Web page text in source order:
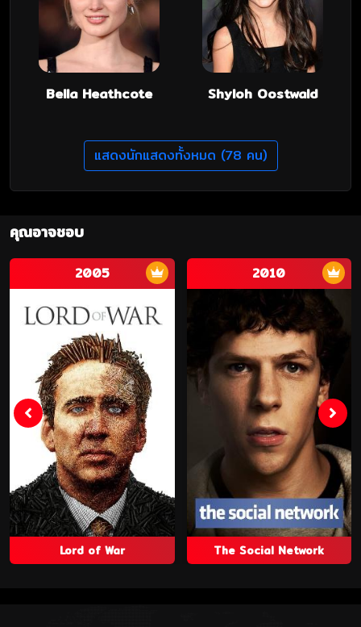
Bella Heathcote Shyloh Oostwald
แสดงนักแสดงทั้งหมด (78 คน)
คุณอาจชอบ
2005
Lord of War
2010
The Social Network